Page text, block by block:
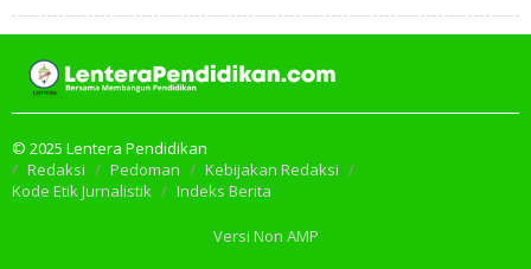
© 2025 Lentera Pendidikan
Redaksi
Pedoman
Kebijakan Redaksi
Kode Etik Jurnalistik
Indeks Berita
Versi Non AMP